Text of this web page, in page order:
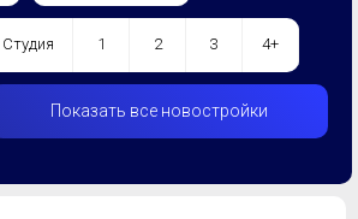
Студия 1 2 3 4+
Показать все новостройки